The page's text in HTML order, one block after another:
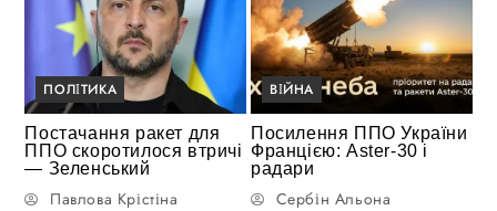
ПОЛІТИКА
Постачання ракет для
ППО скоротилося втричі
— Зеленський
Павлова Крістіна
ВІЙНА
Посилення ППО України
Францією: Aster-30 і
радари
Сербін Альона